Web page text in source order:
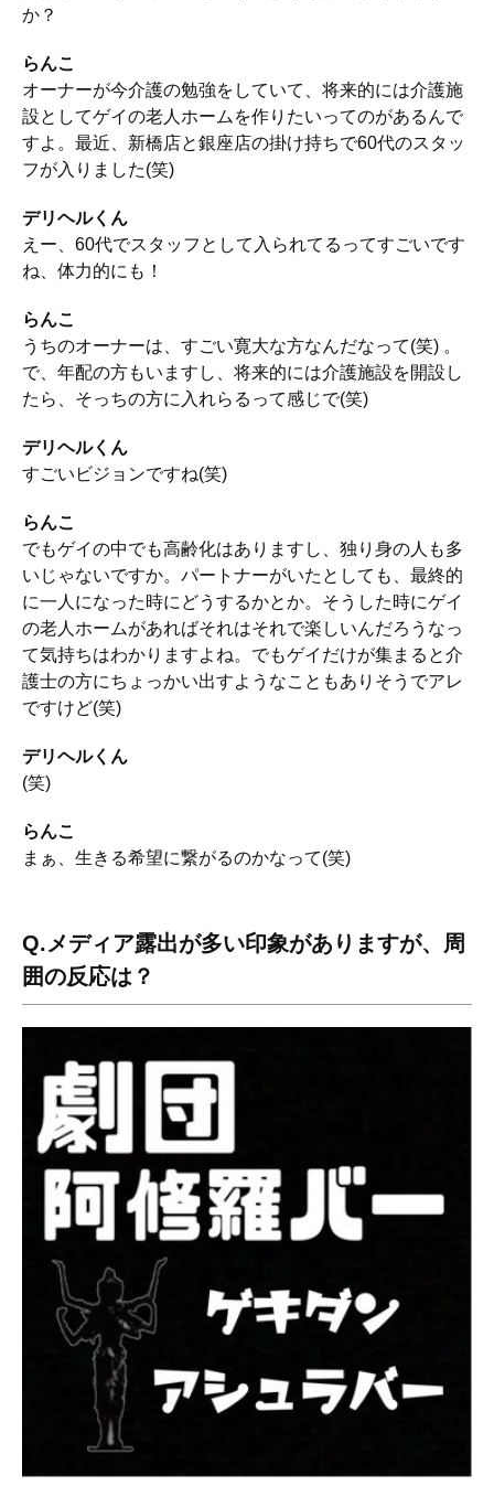
か？
らんこ
オーナーが今介護の勉強をしていて、将来的には介護施
設としてゲイの老人ホームを作りたいってのがあるんで
すよ。最近、新橋店と銀座店の掛け持ちで60代のスタッ
フが入りました(笑)
デリヘルくん
えー、60代でスタッフとして入られてるってすごいです
ね、体力的にも！
らんこ
うちのオーナーは、すごい寛大な方なんだなって(笑) 。
で、年配の方もいますし、将来的には介護施設を開設し
たら、そっちの方に入れらるって感じで(笑)
デリヘルくん
すごいビジョンですね(笑)
らんこ
でもゲイの中でも高齢化はありますし、独り身の人も多
いじゃないですか。パートナーがいたとしても、最終的
に一人になった時にどうするかとか。そうした時にゲイ
の老人ホームがあればそれはそれで楽しいんだろうなっ
て気持ちはわかりますよね。でもゲイだけが集まると介
護士の方にちょっかい出すようなこともありそうでアレ
ですけど(笑)
デリヘルくん
(笑)
らんこ
まぁ、生きる希望に繋がるのかなって(笑)
Q.メディア露出が多い印象がありますが、周
囲の反応は？